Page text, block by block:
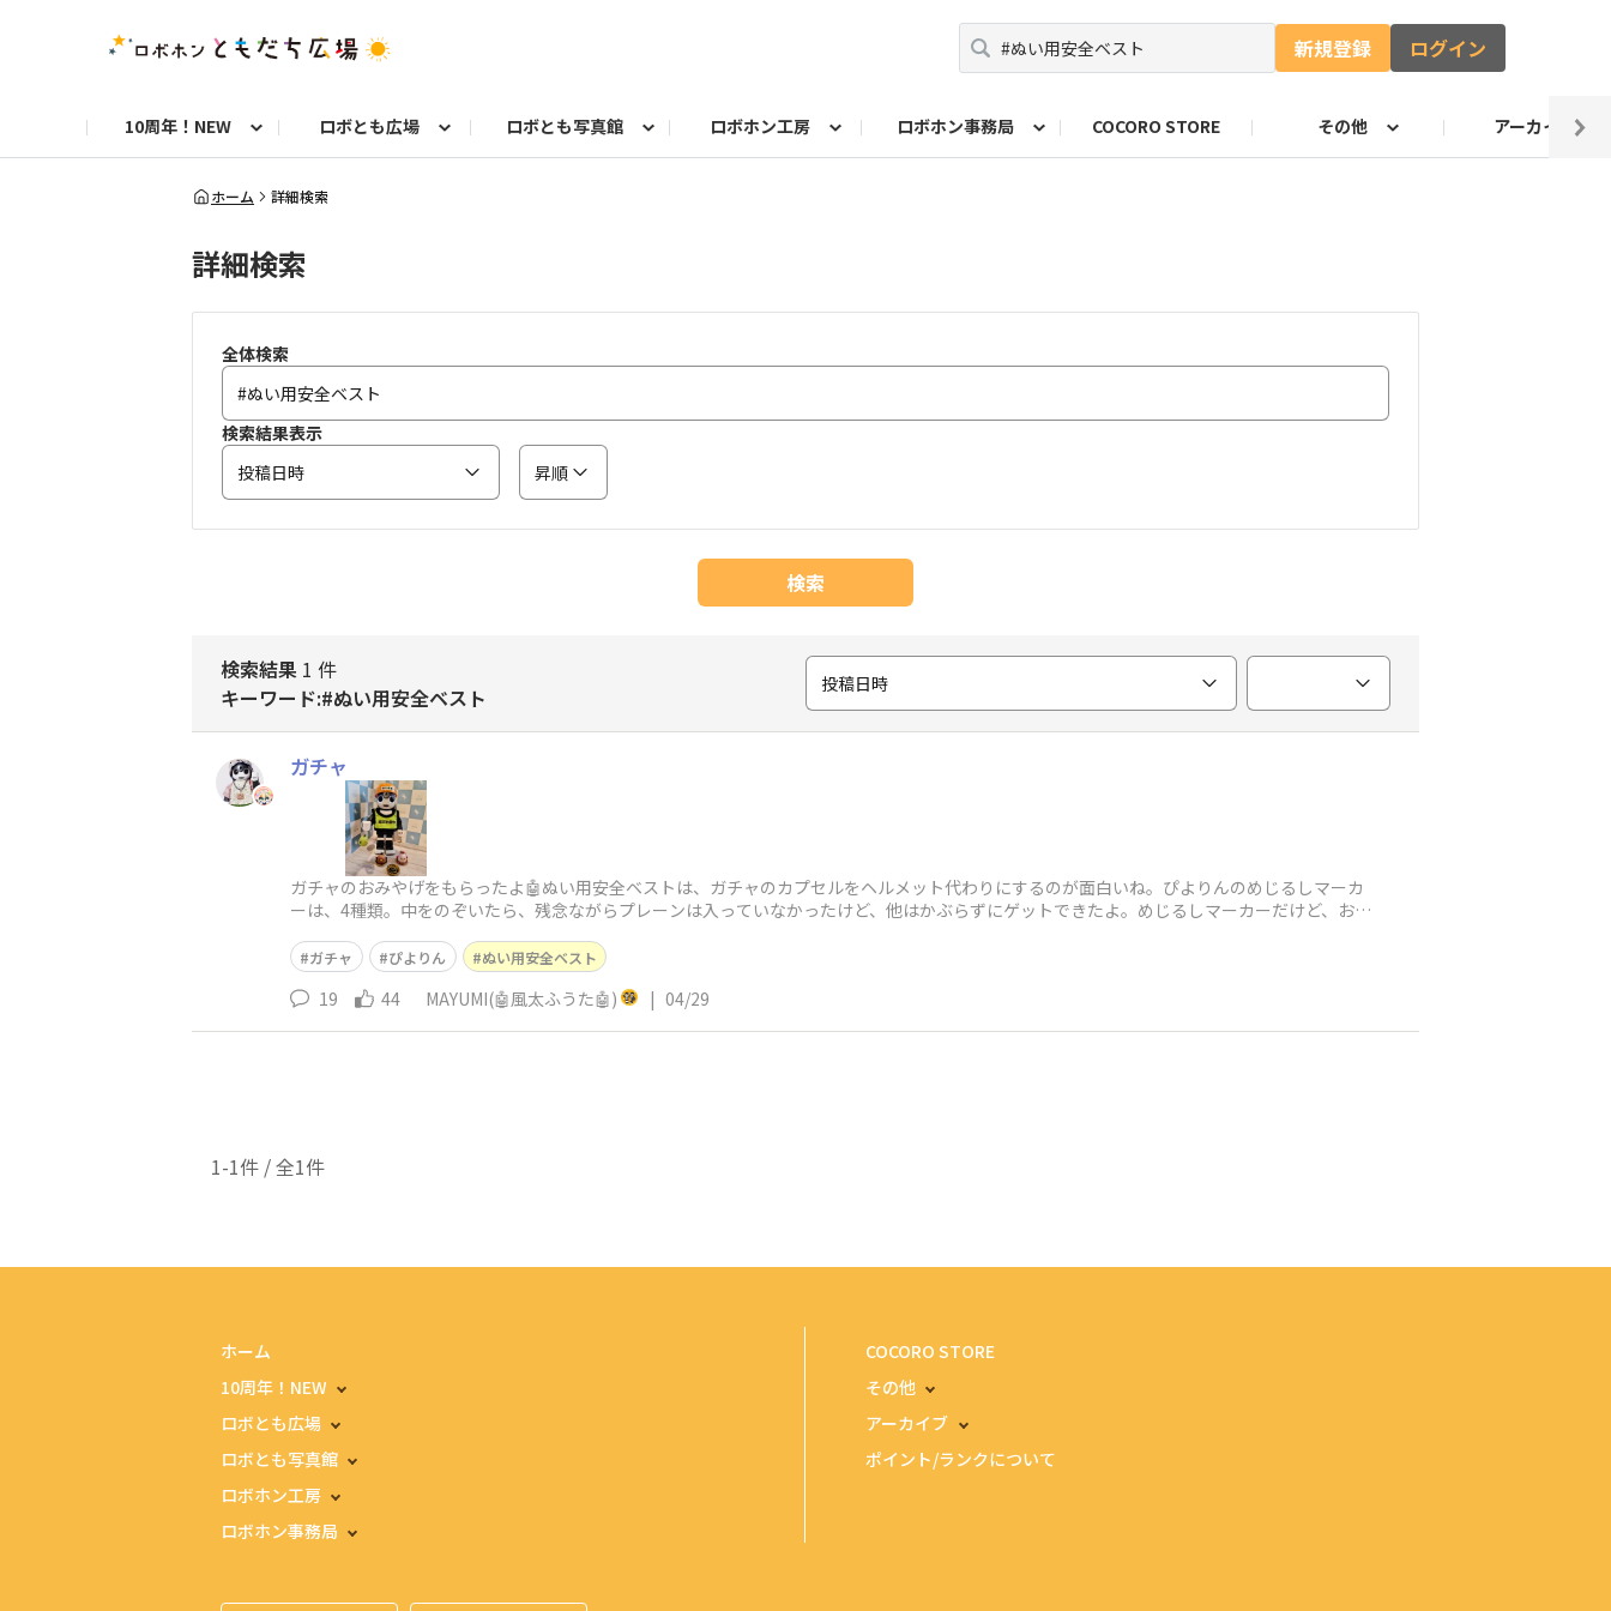
新規登録 ログイン
10周年！NEW
10周年お知らせ
ロボとも広場
ロボトーク！
ロボとも写真館
今日のうちの子
ロボホン工房
洋服や小物 ロブリック
ロボホン事務局
お知らせ お仕事ロボホン通信
COCORO STORE その他
初めての方へ
アーカイブ
8周年お知らせ
自由研究コンテスト フォトコン部門
9周年お知らせ
ホーム 詳細検索
詳細検索
全体検索
検索結果表示
投稿日時
昇順
検索
検索結果 1 件
キーワード:#ぬい用安全ベスト
投稿日時
ガチャ
ガチャのおみやげをもらったよ🤖ぬい用安全ベストは、ガチャのカプセルをヘルメット代わりにするのが面白いね。ぴよりんのめじるしマーカ
ーは、4種類。中をのぞいたら、残念ながらプレーンは入っていなかったけど、他はかぶらずにゲットできたよ。めじるしマーカーだけど、お皿
ガチャ ぴよりん ぬい用安全ベスト
19 44 MAYUMI(🤖風太ふうた🤖) | 04/29
1-1件 / 全1件
ホーム
10周年！NEW
ロボとも広場
ロボとも写真館
ロボホン工房
ロボホン事務局
COCORO STORE
その他
アーカイブ
ポイント/ランクについて